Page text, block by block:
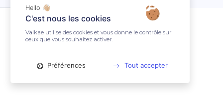
Hello 👋🏼
C'est nous les cookies
Valkae utilise des cookies et vous donne le contrôle sur
ceux que vous souhaitez activer.
Préférences Tout accepter